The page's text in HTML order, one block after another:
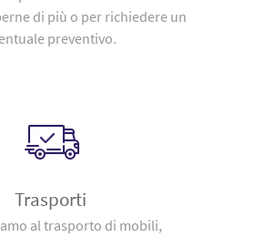
di più o per richiedere un
preventivo.
Trasporti
al trasporto di mobili,